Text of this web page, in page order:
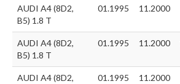
AUDI A4 (8D2,
B5) 1.8 T
01.1995 11.2000
AUDI A4 (8D2,
B5) 1.8 T
01.1995 11.2000
AUDI A4 (8D2,
01.1995 11.2000